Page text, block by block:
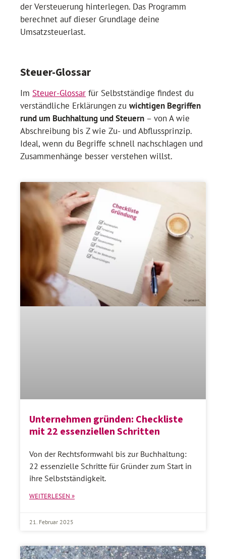
der Versteuerung hinterlegen. Das Programm
berechnet auf dieser Grundlage deine
Umsatzsteuerlast.
Steuer-Glossar
Im Steuer-Glossar für Selbstständige findest du
verständliche Erklärungen zu wichtigen Begriffen
rund um Buchhaltung und Steuern – von A wie
Abschreibung bis Z wie Zu- und Abflussprinzip.
Ideal, wenn du Begriffe schnell nachschlagen und
Zusammenhänge besser verstehen willst.
Unternehmen gründen: Checkliste
mit 22 essenziellen Schritten
Von der Rechtsformwahl bis zur Buchhaltung:
22 essenzielle Schritte für Gründer zum Start in
ihre Selbstständigkeit.
WEITERLESEN »
21. Februar 2025